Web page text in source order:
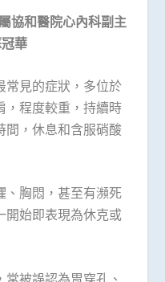
協和醫院心內科副主
華
常見的症狀，多位於
，程度較重，持續時
間，休息和含服硝酸
、胸悶，甚至有瀕死
開始即表現為休克或